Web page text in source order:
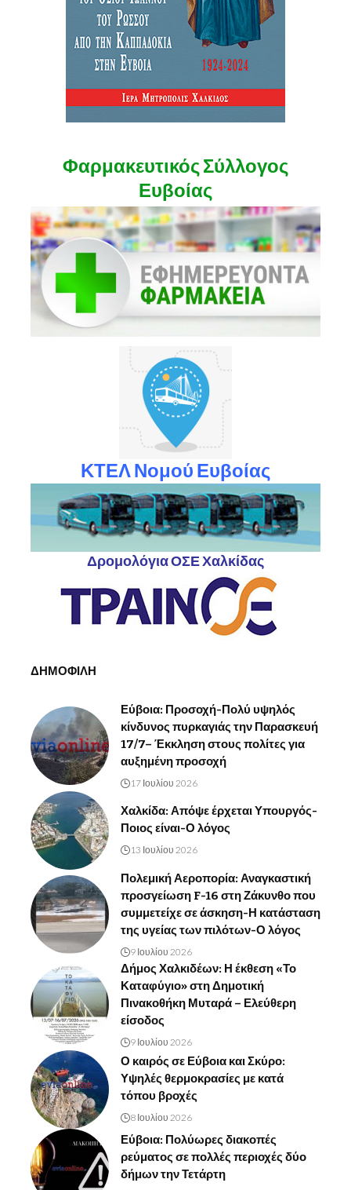
Φαρμακευτικός Σύλλογος
Ευβοίας
ΚΤΕΛ Νομού Ευβοίας
Δρομολόγια ΟΣΕ Χαλκίδας
ΔΗΜΟΦΙΛΗ
Εύβοια: Προσοχή-Πολύ υψηλός
κίνδυνος πυρκαγιάς την Παρασκευή
17/7– Έκκληση στους πολίτες για
αυξημένη προσοχή
17 Ιουλίου 2026
Χαλκίδα: Απόψε έρχεται Υπουργός-
Ποιος είναι-Ο λόγος
13 Ιουλίου 2026
Πολεμική Αεροπορία: Αναγκαστική
προσγείωση F-16 στη Ζάκυνθο που
συμμετείχε σε άσκηση-Η κατάσταση
της υγείας των πιλότων-Ο λόγος
9 Ιουλίου 2026
Δήμος Χαλκιδέων: Η έκθεση «Το
Καταφύγιο» στη Δημοτική
Πινακοθήκη Μυταρά – Ελεύθερη
είσοδος
9 Ιουλίου 2026
Ο καιρός σε Εύβοια και Σκύρο:
Υψηλές θερμοκρασίες με κατά
τόπου βροχές
8 Ιουλίου 2026
Εύβοια: Πολύωρες διακοπές
ρεύματος σε πολλές περιοχές δύο
δήμων την Τετάρτη